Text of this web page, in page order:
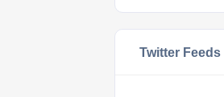
Twitter Feeds